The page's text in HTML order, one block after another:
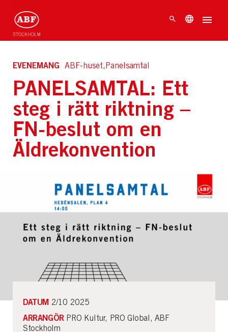
EVENEMANG ABF-huset,Panelsamtal
PANELSAMTAL: Ett
steg i rätt riktning –
FN-beslut om en
Äldrekonvention
DATUM 2/10 2025
ARRANGÖRPRO Kultur, PRO Global, ABF
Stockholm